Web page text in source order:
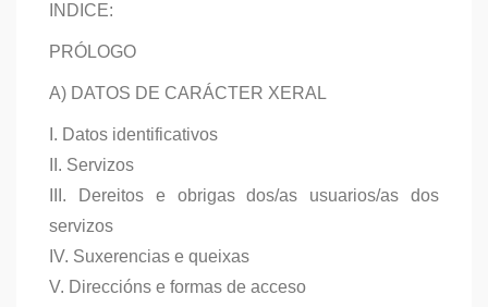
INDICE:
PRÓLOGO
A) DATOS DE CARÁCTER XERAL
I. Datos identificativos
II. Servizos
III. Dereitos e obrigas dos/as usuarios/as dos
servizos
IV. Suxerencias e queixas
V. Direccións e formas de acceso